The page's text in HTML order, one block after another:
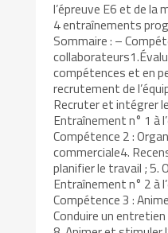
l’épreuve E6 et de
4 entraînements
Sommaire : –
compétences et en
recrutement de
Recruter et intégrer
Entraînement n° 1 à
Compétence 2 :
commerciale4.
planifier le travail ; 5.
Entraînement n° 2 à
Compétence 3 :
Conduire un entretien